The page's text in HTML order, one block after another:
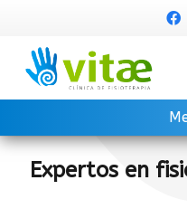
Expertos en